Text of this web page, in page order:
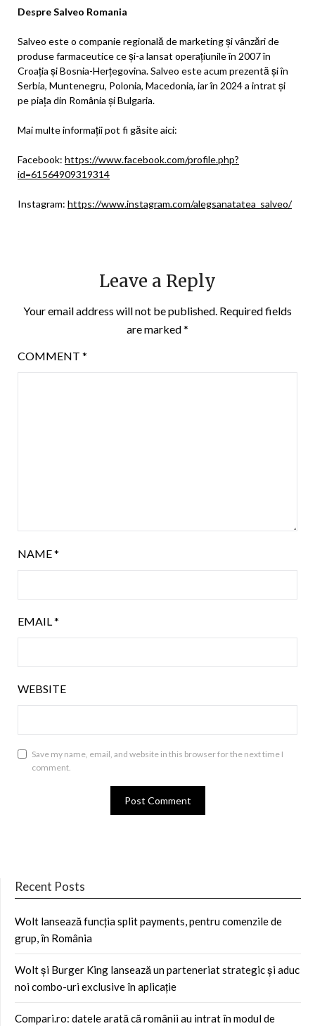
Despre Salveo Romania
Salveo este o companie regională de marketing și vânzări de
produse farmaceutice ce și-a lansat operațiunile în 2007 în
Croația și Bosnia-Herțegovina. Salveo este acum prezentă și în
Serbia, Muntenegru, Polonia, Macedonia, iar în 2024 a intrat și
pe piața din România și Bulgaria.
Mai multe informații pot fi găsite aici:
Facebook: https://www.facebook.com/profile.php?
id=61564909319314
Instagram: https://www.instagram.com/alegsanatatea_salveo/
Leave a Reply
Your email address will not be published. Required fields
are marked*
COMMENT *
NAME*
EMAIL*
WEBSITE
Save my name, email, and website in this browser for the next time I
comment.
Recent Posts
Wolt lansează funcția split payments, pentru comenzile de
grup, în România
Wolt și Burger King lansează un parteneriat strategic și aduc
noi combo-uri exclusive în aplicație
Compari.ro: datele arată că românii au intrat în modul de